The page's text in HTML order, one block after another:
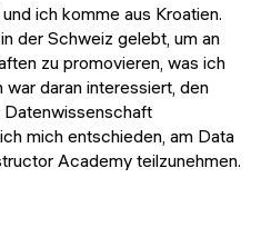
ich komme aus Kroatien.
der Schweiz gelebt, um an
zu promovieren, was ich
daran interessiert, den
Datenwissenschaft
mich entschieden, am Data
Academy teilzunehmen.